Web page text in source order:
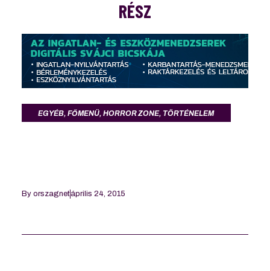
RÉSZ
EGYÉB, FŐMENÜ, HORROR ZONE, TÖRTÉNELEM
Byorszagnetáprilis 24, 2015